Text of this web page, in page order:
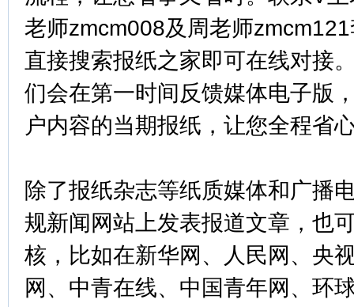
老师zmcm008及周老师
直接搜索报纸之家即可在线对接
们会在第一时间反馈媒体电子版
户内容的当期报纸，让您全程省
除了报纸杂志等纸质媒体和广播
规新闻网站上发表报道文章，也
核，比如在新华网、人民网、央
网、中青在线、中国青年网、环